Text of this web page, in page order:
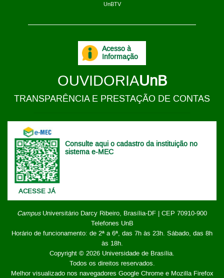
UnBTV
ACESSE JÁ
Consulte aqui o cadastro da instituição no
sistema e-MEC
CampusUniversitário Darcy Ribeiro, Brasília-DF | CEP 70910-900
Telefones UnB
Horário de funcionamento: de 2ª a 6ª, das 7h às 23h. Sábado, das 8h
às 18h.
Copyright © 2026 Universidade de Brasília.
Todos os direitos reservados.
Melhor visualizado nos navegadores Google Chrome e Mozilla Firefox
Acesso à
Informação
OUVIDORIAUnB
TRANSPARÊNCIA E PRESTAÇÃO DE CONTAS